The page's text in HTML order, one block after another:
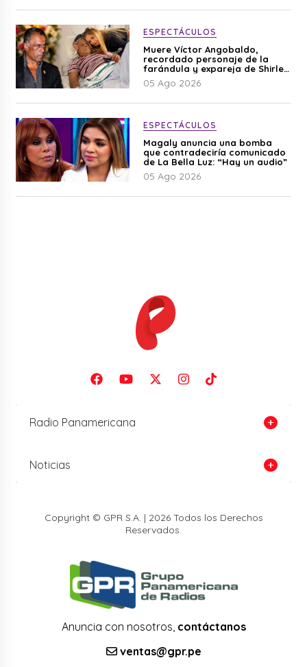
ESPECTÁCULOS
Muere Víctor Angobaldo,
recordado personaje de la
farándula y expareja de Shirley
Cherres
05 Ago 2026
ESPECTÁCULOS
Magaly anuncia una bomba
que contradeciría comunicado
de La Bella Luz: “Hay un audio”
05 Ago 2026
Radio Panamericana
Noticias
Copyright © GPR S.A. | 2026 Todos los Derechos
Reservados.
Anuncia con nosotros, contáctanos
ventas@gpr.pe